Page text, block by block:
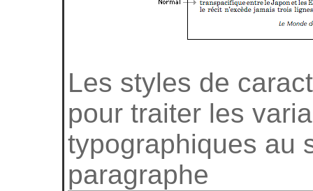
Les styles de
pour traiter les
typographiques au
paragraphe